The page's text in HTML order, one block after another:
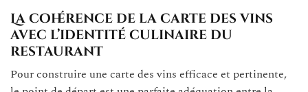
La cohérence de la carte des vins
avec l’identité culinaire du
restaurant
Pour construire une carte des vins efficace et pertinente,